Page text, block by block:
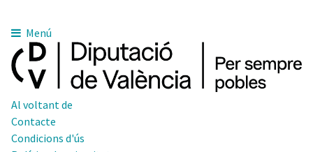
Menú
Al voltant de
Contacte
Condicions d'ús